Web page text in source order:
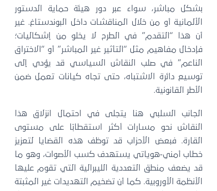
بشكل مباشر، سواء عبر دور هيئة حماية الدستور
الألمانية أو من خلال المناقشات داخل البوندستاغ. غير
أن هذا “التقدم” في الطرح لا يخلو من إشكاليات؛
فإدخال مفاهيم مثل “التأثير غير المباشر” أو “الاختراق
الناعم” في صلب النقاش السياسي قد يؤدي إلى
توسيع دائرة الاشتباه، حتى تجاه كيانات تعمل ضمن
الأطر القانونية.
الجانب السلبي هنا يتجلى في احتمال انزلاق هذا
النقاش نحو مسارات أكثر استقطابًا على مستوى
القارة. فبعض الأحزاب قد توظف هذه القضايا لتعزيز
خطاب أمني-هوياتي يستهدف كسب الأصوات، وهو ما
قد يضعف منطق التعددية الليبرالية التي تقوم عليها
الأنظمة الأوروبية. كما أن تضخيم التهديدات غير المثبتة